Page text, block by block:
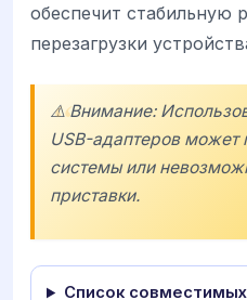
обеспечит стабильную
перезагрузки
⚠️ Внимание:
USB-адаптеров может
системы или
приставки.
Список